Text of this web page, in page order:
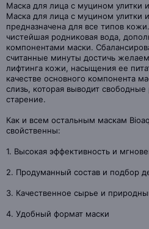
Маска для лица с муцином улитки
Маска для лица с муцином улитки
предназначена для все типов
чистейшая родниковая вода,
компонентами маски.
считанные минуты достичь
лифтинга кожи, насыщения ее
качестве основного компонента
слизь, которая выводит
старение.
Как и всем остальным маскам
свойственны:
1. Высокая эффективность и
2. Продуманный состав и подбор
3. Качественное сырье и
4. Удобный формат маски